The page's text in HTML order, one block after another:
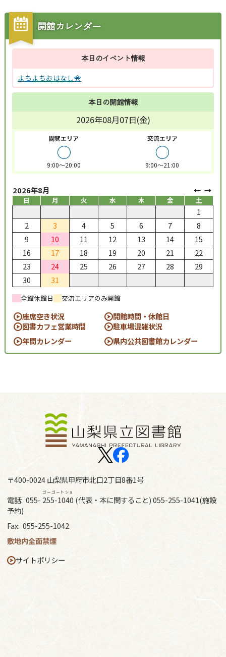
開館カレンダー
本日のイベント情報
よちよちおはなし会
本日の開館情報
2026年08月07日(金)
閲覧エリア
○
9:00～20:00
交流エリア
○
9:00～21:00
2026年8月
日 月 火 水 木 金 土
1
2
3 4 5 6 7
8
9
10 11 12 13 14
15
16
17 18 19 20 21
22
23
24 25 26 27 28
29
30
31
全館休館日 交流エリアのみ開館
座席空き状況
開館時間・休館日
図書カフェ営業時間
駐車場混雑状況
年間カレンダー
県内公共図書館カレンダー
〒400-0024 山梨県甲府市北口2丁目8番1号
電話: 055- 255-1040
ゴーゴートショ
(代表・本に関すること) 055-255-1041(施設
予約)
Fax: 055-255-1042
敷地内全面禁煙
サイトポリシー